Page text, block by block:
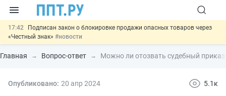
17:42
Подписан закон о блокировке продажи опасных товаров через
«Честный знак» #новости
17:17 Дистанционную работу беременных пропишут в ТК РФ#новости
15:25 Изменят правила контроля за подрядчиками ИЖС с эскроу-
Главная Вопрос-ответ Можно ли отозвать судебный
Опубликовано: 20 апр 2024 5.1к